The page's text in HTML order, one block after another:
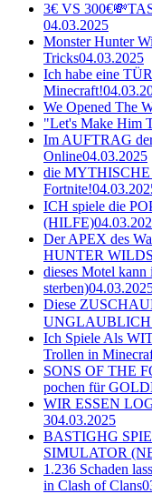
3€ VS
04.03.2025
Monster Hunter
Tricks04.03.2025
Ich habe eine
Minecraft!
We Opened The
"Let's Make Him
Im AUFTRAG
Online04.03.2025
die MYTHISCHE
Fortnite!
ICH spiele die
(HILFE)
Der APEX des
HUNTER
dieses Motel
sterben)
Diese
Ich Spiele Als
Trollen in
SONS OF THE
pochen für
WIR ESSEN
304.03.2025
BASTIGHG
SIMULATOR
1.236 Schaden
in Clash of Clans